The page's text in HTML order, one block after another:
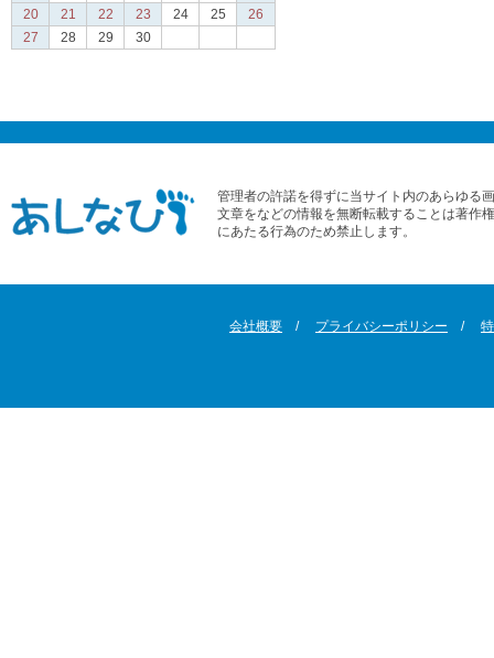
20
21 22 23 24 25
26
27
28 29 30
管理者の許諾を得ずに当サイト内のあらゆる
文章をなどの情報を無断転載することは著作
にあたる行為のため禁止します。
会社概要 プライバシーポリシー